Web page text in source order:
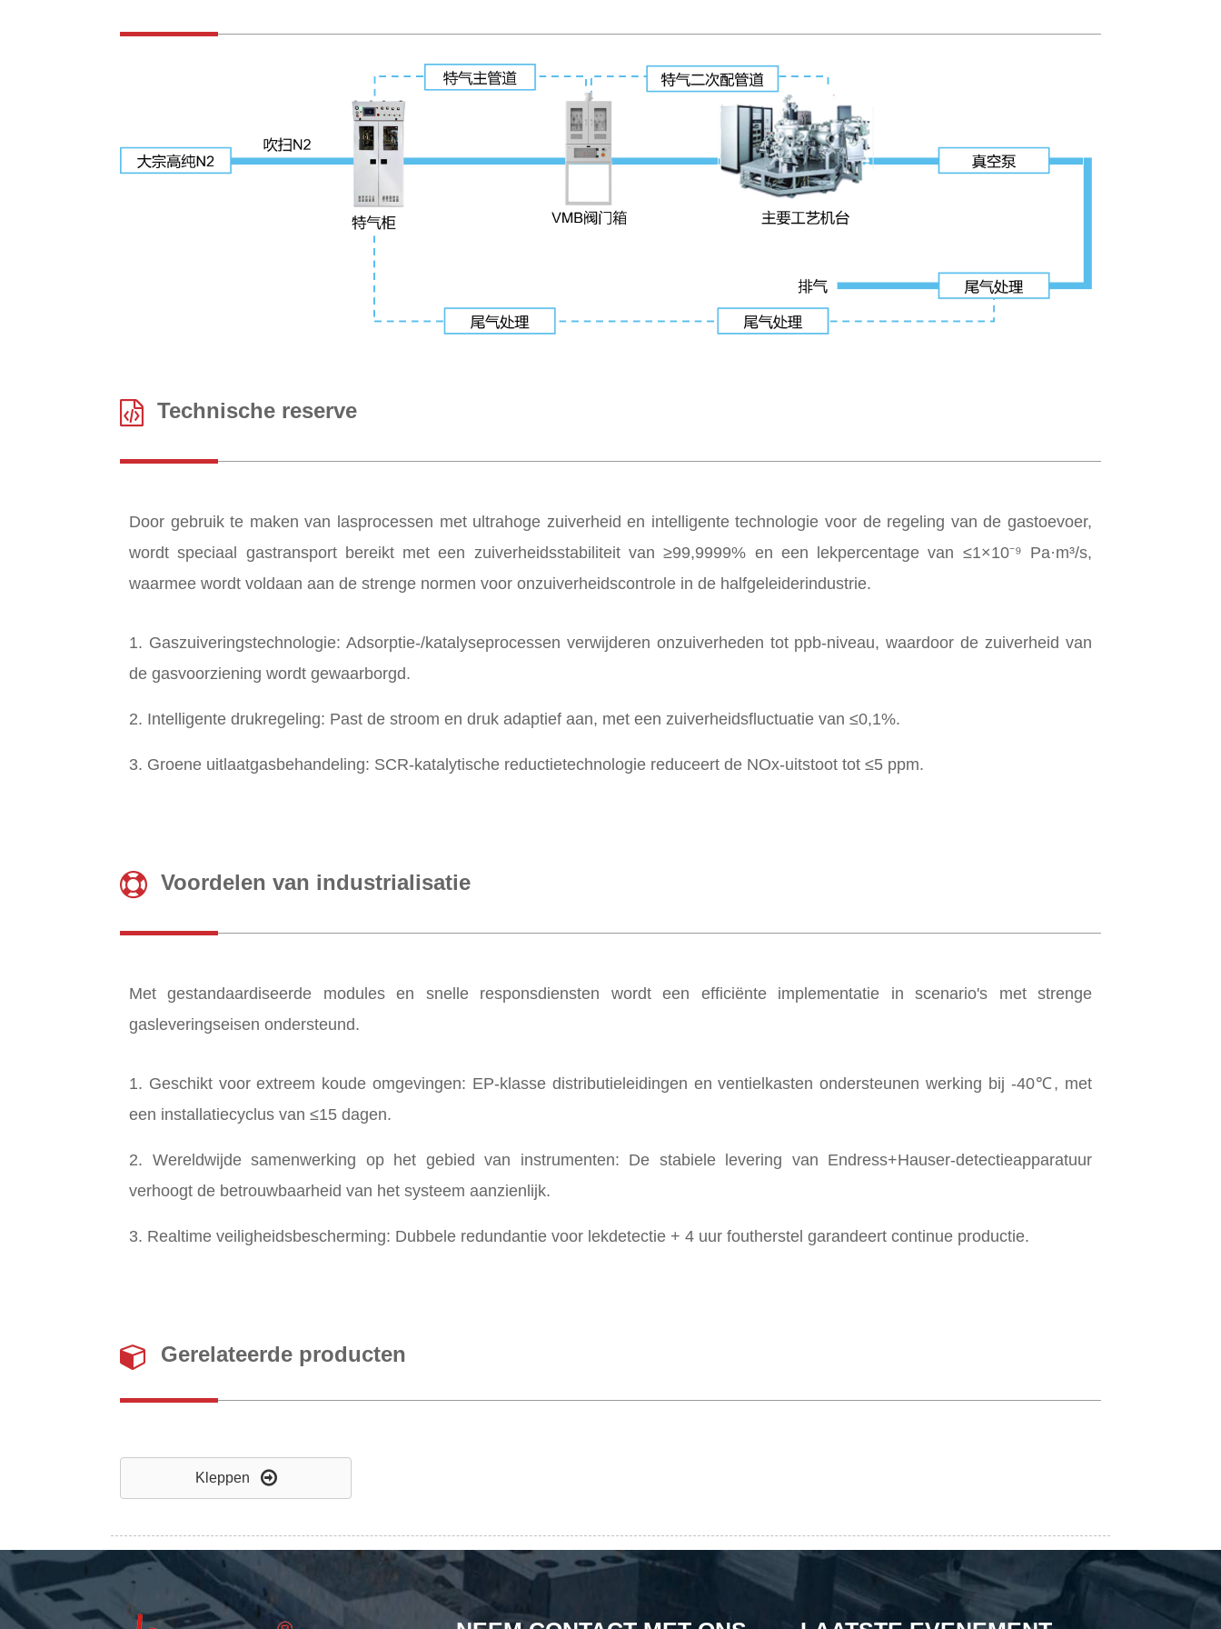
Technische reserve
Door gebruik te maken van lasprocessen met ultrahoge zuiverheid en intelligente technologie voor de regeling van de gastoevoer,
wordt speciaal gastransport bereikt met een zuiverheidsstabiliteit van ≥99,9999% en een lekpercentage van ≤1×10⁻⁹ Pa·m³/s,
waarmee wordt voldaan aan de strenge normen voor onzuiverheidscontrole in de halfgeleiderindustrie.
1. Gaszuiveringstechnologie: Adsorptie-/katalyseprocessen verwijderen onzuiverheden tot ppb-niveau, waardoor de zuiverheid van
de gasvoorziening wordt gewaarborgd.
2. Intelligente drukregeling: Past de stroom en druk adaptief aan, met een zuiverheidsfluctuatie van ≤0,1%.
3. Groene uitlaatgasbehandeling: SCR-katalytische reductietechnologie reduceert de NOx-uitstoot tot ≤5 ppm.
Voordelen van industrialisatie
Met gestandaardiseerde modules en snelle responsdiensten wordt een efficiënte implementatie in scenario's met strenge
gasleveringseisen ondersteund.
1. Geschikt voor extreem koude omgevingen: EP-klasse distributieleidingen en ventielkasten ondersteunen werking bij -40℃, met
een installatiecyclus van ≤15 dagen.
2. Wereldwijde samenwerking op het gebied van instrumenten: De stabiele levering van Endress+Hauser-detectieapparatuur
verhoogt de betrouwbaarheid van het systeem aanzienlijk.
3. Realtime veiligheidsbescherming: Dubbele redundantie voor lekdetectie + 4 uur foutherstel garandeert continue productie.
Gerelateerde producten
Kleppen